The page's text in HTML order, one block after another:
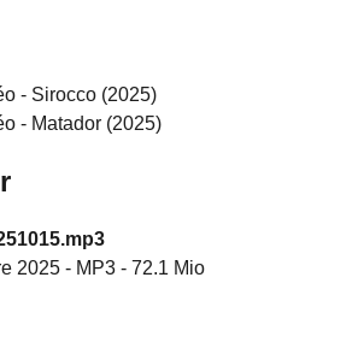
- Sirocco (2025)
- Matador (2025)
2025 - MP3 - 72.1 Mio